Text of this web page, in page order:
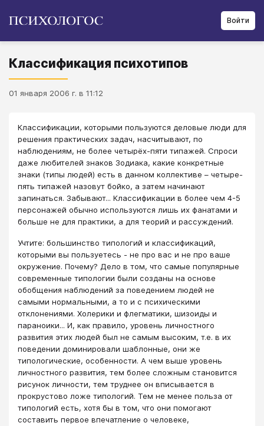
Войти
Классификация психотипов
01 января 2006 г. в 11:12
Классификации, которыми пользуются деловые люди для
решения практических задач, насчитывают, по
наблюдениям, не более четырёх-пяти типажей. Спроси
даже любителей знаков Зодиака, какие конкретные
знаки (типы людей) есть в данном коллективе – четыре-
пять типажей назовут бойко, а затем начинают
запинаться. Забывают... Классификации в более чем 4-5
персонажей обычно используются лишь их фанатами и
больше не для практики, а для теорий и рассуждений.
Учтите: большинство типологий и классификаций,
которыми вы пользуетесь - не про вас и не про ваше
окружение. Почему? Дело в том, что самые популярные
современные типологии были созданы на основе
обобщения наблюдений за поведением людей не
самыми нормальными, а то и с психическими
отклонениями. Холерики и флегматики, шизоиды и
параноики... И, как правило, уровень личностного
развития этих людей был не самым высоким, т.е. в их
поведении доминировали шаблонные, они же
типологические, особенности. А чем выше уровень
личностного развития, тем более сложным становится
рисунок личности, тем труднее он вписывается в
прокрустово ложе типологий. Тем не менее польза от
типологий есть, хотя бы в том, что они помогают
составить первое впечатление о человеке,